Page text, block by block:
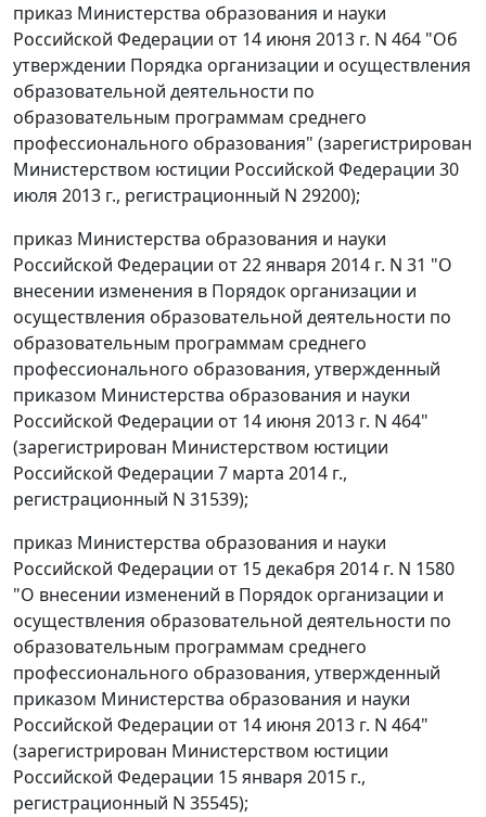
приказ Министерства образования и науки
Российской Федерации от 14 июня 2013 г. N 464 "Об
утверждении Порядка организации и осуществления
образовательной деятельности по
образовательным программам среднего
профессионального образования" (зарегистрирован
Министерством юстиции Российской Федерации 30
июля 2013 г., регистрационный N 29200);
приказ Министерства образования и науки
Российской Федерации от 22 января 2014 г. N 31 "О
внесении изменения в Порядок организации и
осуществления образовательной деятельности по
образовательным программам среднего
профессионального образования, утвержденный
приказом Министерства образования и науки
Российской Федерации от 14 июня 2013 г. N 464"
(зарегистрирован Министерством юстиции
Российской Федерации 7 марта 2014 г.,
регистрационный N 31539);
приказ Министерства образования и науки
Российской Федерации от 15 декабря 2014 г. N 1580
"О внесении изменений в Порядок организации и
осуществления образовательной деятельности по
образовательным программам среднего
профессионального образования, утвержденный
приказом Министерства образования и науки
Российской Федерации от 14 июня 2013 г. N 464"
(зарегистрирован Министерством юстиции
Российской Федерации 15 января 2015 г.,
регистрационный N 35545);